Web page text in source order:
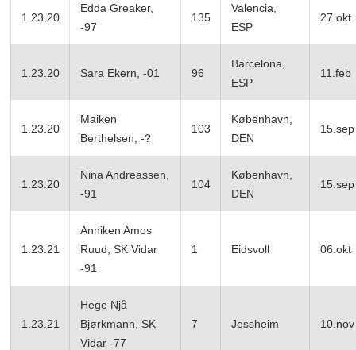
1.23.20
Edda Greaker,
-97
135
Valencia,
ESP
27.okt
1.23.20 Sara Ekern, -01 96
Barcelona,
ESP
11.feb
1.23.20
Maiken
Berthelsen, -?
103
København,
DEN
15.sep
1.23.20
Nina Andreassen,
-91
104
København,
DEN
15.sep
1.23.21
Anniken Amos
Ruud, SK Vidar
-91
1 Eidsvoll 06.okt
1.23.21
Hege Njå
Bjørkmann, SK
Vidar -77
7 Jessheim 10.nov